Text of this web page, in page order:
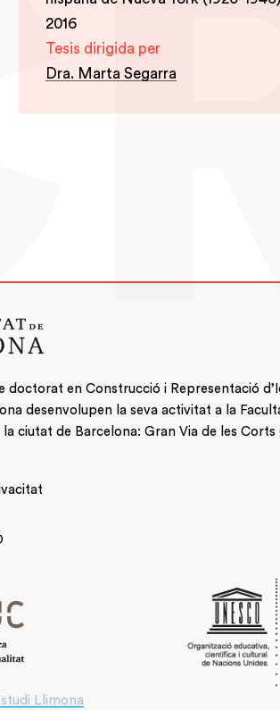
2016
Tesis dirigida per
Dra. Marta Segarra
doctorat en Construcció i Representació
desenvolupen la seva activitat a la
ciutat de Barcelona: Gran Via de les Corts
Llimona